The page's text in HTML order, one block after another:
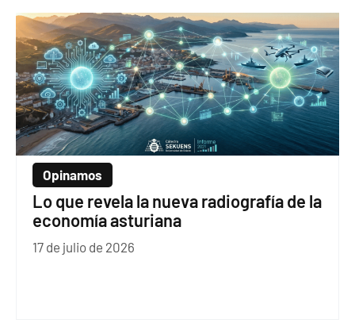
Opinamos
Lo que revela la nueva radiografía de la
economía asturiana
17 de julio de 2026